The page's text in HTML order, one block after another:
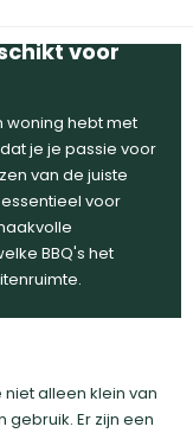
voor
woning hebt met
je je passie voor
van de juiste
voor
BBQ's het
alleen klein van
Er zijn een